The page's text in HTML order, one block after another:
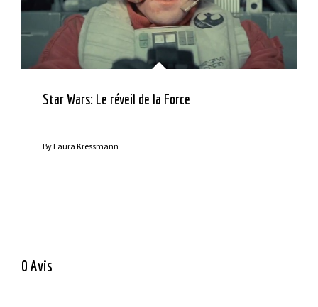
Star Wars: Le réveil de la Force
ByLaura Kressmann
0 Avis